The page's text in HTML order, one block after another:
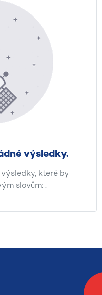
výsledky.
které by
slovům: .